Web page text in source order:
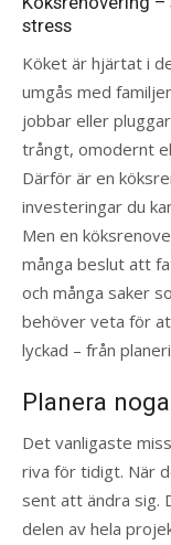
stress
Köket är hjärtat i
umgås med
jobbar eller
trångt, omodernt
Därför är en
investeringar du
Men en
många beslut att
och många saker
behöver veta för
lyckad – från
Planera
Det vanligaste
riva för tidigt. När
sent att ändra sig.
delen av hela